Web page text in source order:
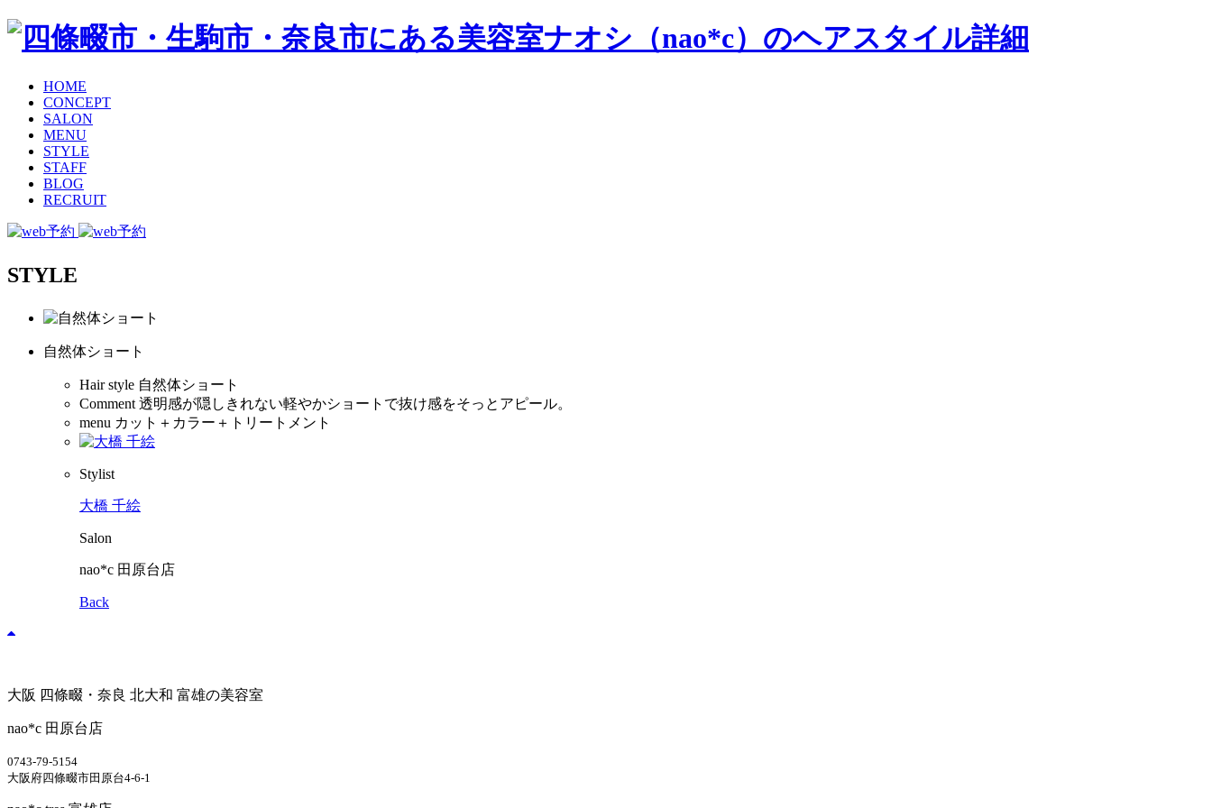
HOME
CONCEPT
SALON
MENU
STYLE
STAFF
BLOG
RECRUIT
STYLE
自然体ショート
Hair style 自然体ショート
Comment 透明感が隠しきれない軽やかショートで抜け感をそっとアピール。
menu カット＋カラー＋トリートメント
Stylist
大橋 千絵
Salon
nao*c 田原台店
Back
大阪 四條畷・奈良 北大和 富雄の美容室
nao*c 田原台店
0743-79-5154
大阪府四條畷市田原台4-6-1